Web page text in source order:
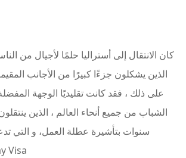
كان الانتقال إلى أستراليا حلمًا لأجيال من
الذين يشكلون جزءًا كبيرًا من الأجانب
على ذلك ، فقد كانت تقليديًا الوجهة
الشباب من جميع أنحاء العالم ، الذين
سنوات بتأشيرة عطلة العمل، و التي
Visa.